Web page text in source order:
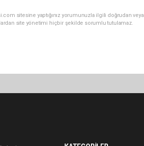
sitesine yaptığınız yorumunuzla ilgili doğrudan veya
site yönetimi hiçbir şekilde sorumlu tutulamaz.